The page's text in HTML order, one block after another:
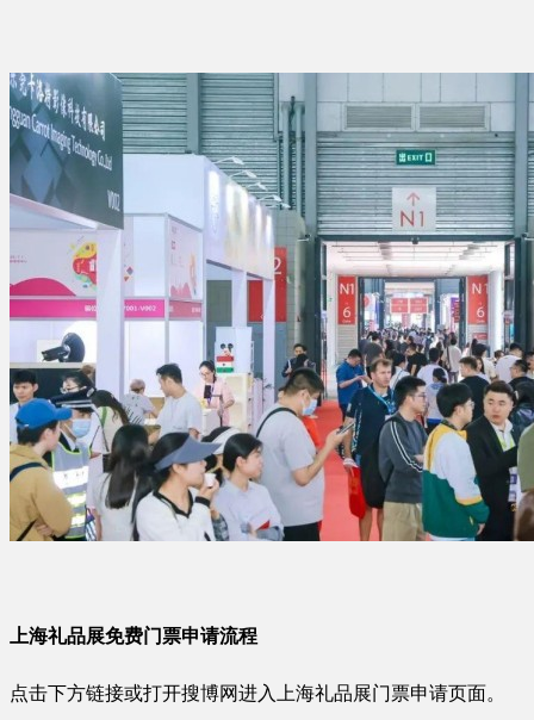
上海礼品展免费门票申请流程
点击下方链接或打开搜博网进入上海礼品展门票申请页面。